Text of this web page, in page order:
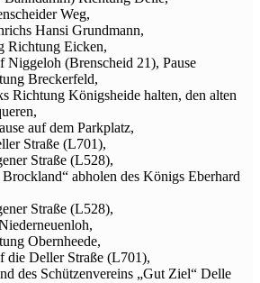
Weg,
Hansi Grundmann,
Richtung Eicken,
Niggeloh (Brenscheid 21), Pause
Breckerfeld,
Richtung Königsheide halten, den alten
auf dem Parkplatz,
Straße (L701),
Straße (L528),
abholen des Königs Eberhard
Straße (L528),
Obernheede,
die Deller Straße (L701),
des Schützenvereins „Gut Ziel“ Delle